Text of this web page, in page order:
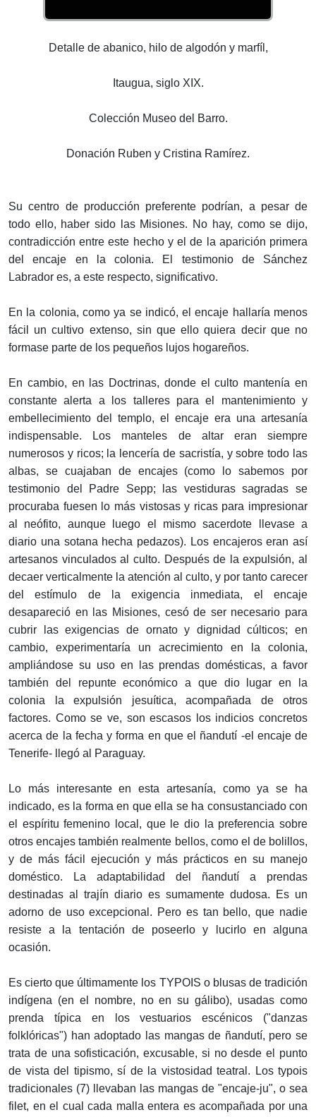
Detalle de abanico, hilo de algodón y marfíl,
Itaugua, siglo XIX.
Colección Museo del Barro.
Donación Ruben y Cristina Ramírez.
Su centro de producción preferente podrían, a pesar de
todo ello, haber sido las Misiones. No hay, como se dijo,
contradicción entre este hecho y el de la aparición primera
del encaje en la colonia. El testimonio de Sánchez
Labrador es, a este respecto, significativo.
En la colonia, como ya se indicó, el encaje hallaría menos
fácil un cultivo extenso, sin que ello quiera decir que no
formase parte de los pequeños lujos hogareños.
En cambio, en las Doctrinas, donde el culto mantenía en
constante alerta a los talleres para el mantenimiento y
embellecimiento del templo, el encaje era una artesanía
indispensable. Los manteles de altar eran siempre
numerosos y ricos; la lencería de sacristía, y sobre todo las
albas, se cuajaban de encajes (como lo sabemos por
testimonio del Padre Sepp; las vestiduras sagradas se
procuraba fuesen lo más vistosas y ricas para impresionar
al neófito, aunque luego el mismo sacerdote llevase a
diario una sotana hecha pedazos). Los encajeros eran así
artesanos vinculados al culto. Después de la expulsión, al
decaer verticalmente la atención al culto, y por tanto carecer
del estímulo de la exigencia inmediata, el encaje
desapareció en las Misiones, cesó de ser necesario para
cubrir las exigencias de ornato y dignidad cúlticos; en
cambio, experimentaría un acrecimiento en la colonia,
ampliándose su uso en las prendas domésticas, a favor
también del repunte económico a que dio lugar en la
colonia la expulsión jesuítica, acompañada de otros
factores. Como se ve, son escasos los indicios concretos
acerca de la fecha y forma en que el ñandutí -el encaje de
Tenerife- llegó al Paraguay.
Lo más interesante en esta artesanía, como ya se ha
indicado, es la forma en que ella se ha consustanciado con
el espíritu femenino local, que le dio la preferencia sobre
otros encajes también realmente bellos, como el de bolillos,
y de más fácil ejecución y más prácticos en su manejo
doméstico. La adaptabilidad del ñandutí a prendas
destinadas al trajín diario es sumamente dudosa. Es un
adorno de uso excepcional. Pero es tan bello, que nadie
resiste a la tentación de poseerlo y lucirlo en alguna
ocasión.
Es cierto que últimamente los TYPOIS o blusas de tradición
indígena (en el nombre, no en su gálibo), usadas como
prenda típica en los vestuarios escénicos ("danzas
folklóricas") han adoptado las mangas de ñandutí, pero se
trata de una sofisticación, excusable, si no desde el punto
de vista del tipismo, sí de la vistosidad teatral. Los typois
tradicionales (7) llevaban las mangas de "encaje-ju", o sea
filet, en el cual cada malla entera es acompañada por una